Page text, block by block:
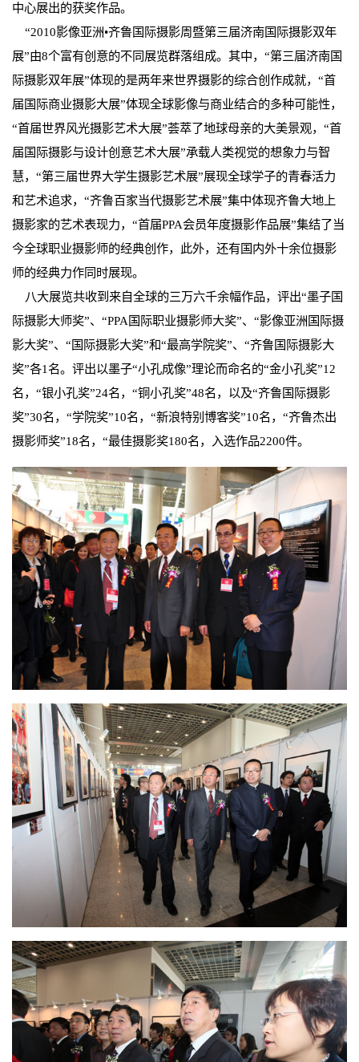
中心展出的获奖作品。
“2010影像亚洲•齐鲁国际摄影周暨第三届济南国际摄影双年
展”由8个富有创意的不同展览群落组成。其中，“第三届济南国
际摄影双年展”体现的是两年来世界摄影的综合创作成就，“首
届国际商业摄影大展”体现全球影像与商业结合的多种可能性，
“首届世界风光摄影艺术大展”荟萃了地球母亲的大美景观，“首
届国际摄影与设计创意艺术大展”承载人类视觉的想象力与智
慧，“第三届世界大学生摄影艺术展”展现全球学子的青春活力
和艺术追求，“齐鲁百家当代摄影艺术展”集中体现齐鲁大地上
摄影家的艺术表现力，“首届PPA会员年度摄影作品展”集结了当
今全球职业摄影师的经典创作，此外，还有国内外十余位摄影
师的经典力作同时展现。
八大展览共收到来自全球的三万六千余幅作品，评出“墨子国
际摄影大师奖”、“PPA国际职业摄影师大奖”、“影像亚洲国际摄
影大奖”、“国际摄影大奖”和“最高学院奖”、“齐鲁国际摄影大
奖”各1名。评出以墨子“小孔成像”理论而命名的“金小孔奖”12
名，“银小孔奖”24名，“铜小孔奖”48名，以及“齐鲁国际摄影
奖”30名，“学院奖”10名，“新浪特别博客奖”10名，“齐鲁杰出
摄影师奖”18名，“最佳摄影奖180名，入选作品2200件。